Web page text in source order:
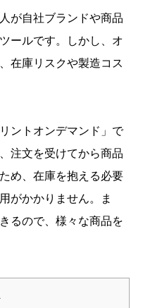
が自社ブランドや商品
ールです。しかし、オ
在庫リスクや製造コス
ントオンデマンド」で
注文を受けてから商品
め、在庫を抱える必要
がかかりません。ま
るので、様々な商品を